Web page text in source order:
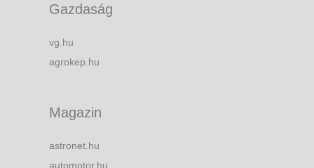
Gazdaság
vg.hu
agrokep.hu
Magazin
astronet.hu
automotor.hu